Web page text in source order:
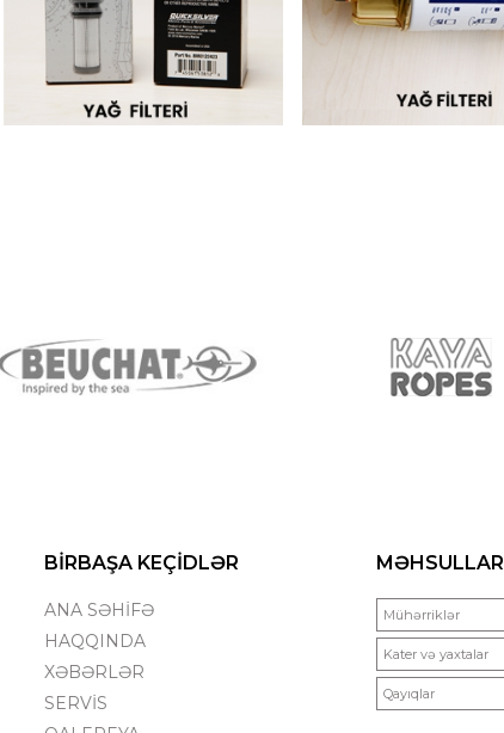
BİRBAŞA KEÇİDLƏR
ANA SƏHİFƏ
HAQQINDA
XƏBƏRLƏR
SERVİS
MƏHSULLAR
Mühərriklər
Kater və yaxtalar
Qayıqlar